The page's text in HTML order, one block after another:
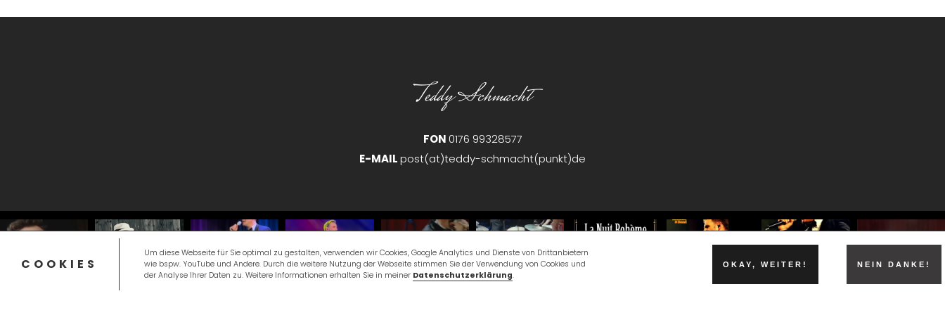
COOKIES
Um diese Webseite für Sie optimal zu gestalten, verwenden wir Cookies, Google Analytics und Dienste von Drittanbietern
wie bspw. YouTube und Andere. Durch die weitere Nutzung der Webseite stimmen Sie der Verwendung von Cookies und
der Analyse Ihrer Daten zu. Weitere Informationen erhalten Sie in meiner Datenschutzerklärung.
OKAY, WEITER! NEIN DANKE!
Teddy Schmacht
FON0176 99328577
E-MAILpost(at)teddy-schmacht(punkt)de